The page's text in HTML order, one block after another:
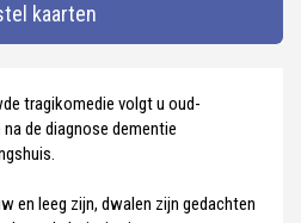
kaarten
tragikomedie volgt u oud-
de diagnose dementie
en leeg zijn, dwalen zijn gedachten